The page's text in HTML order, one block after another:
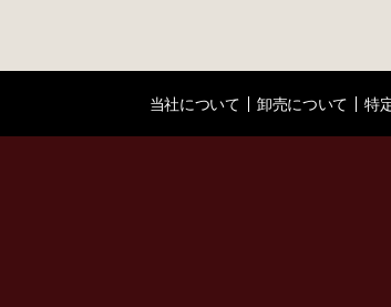
当社について 卸売について 特